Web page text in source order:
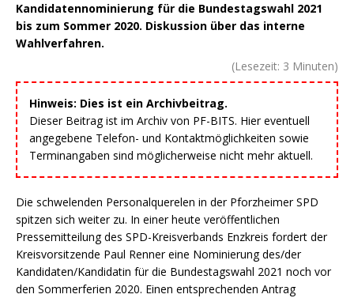
Kandidatennominierung für die Bundestagswahl 2021
bis zum Sommer 2020. Diskussion über das interne
Wahlverfahren.
(Lesezeit: 3 Minuten)
Hinweis: Dies ist ein Archivbeitrag.
Dieser Beitrag ist im Archiv von PF-BITS. Hier eventuell
angegebene Telefon- und Kontaktmöglichkeiten sowie
Terminangaben sind möglicherweise nicht mehr aktuell.
Die schwelenden Personalquerelen in der Pforzheimer SPD
spitzen sich weiter zu. In einer heute veröffentlichen
Pressemitteilung des SPD-Kreisverbands Enzkreis fordert der
Kreisvorsitzende Paul Renner eine Nominierung des/der
Kandidaten/Kandidatin für die Bundestagswahl 2021 noch vor
den Sommerferien 2020. Einen entsprechenden Antrag